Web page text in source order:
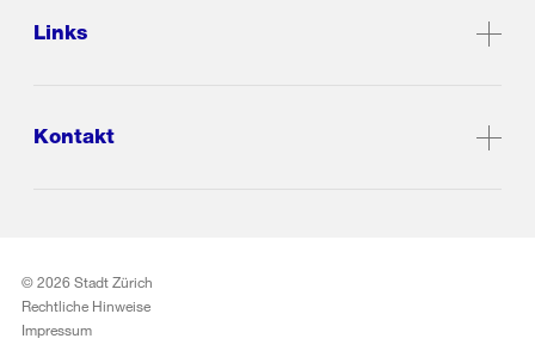
Links
Kontakt
© 2026 Stadt Zürich
Rechtliche Hinweise
Impressum